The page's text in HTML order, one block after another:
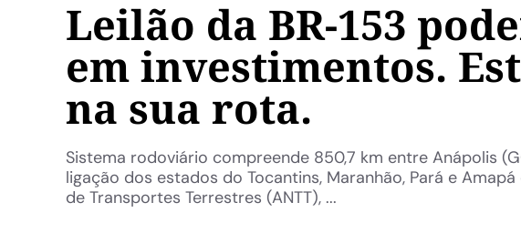
Leilão da BR-153
em investimentos.
na sua rota.
Sistema rodoviário compreende 850,7 km entre Anápolis
ligação dos estados do Tocantins, Maranhão, Pará e
de Transportes Terrestres (ANTT), ...